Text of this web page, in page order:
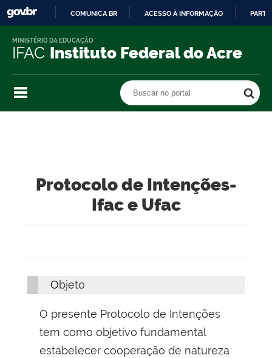
O
COMUNICA BR ACESSO À INFORMAÇÃO
IFAC Instituto Federal do Acre
MINISTÉRIO DA EDUCAÇÃO
Buscar no portal
Protocolo de Intenções-
Ifac e Ufac
Objeto
O presente Protocolo de Intenções
tem como objetivo fundamental
estabelecer cooperação de natureza